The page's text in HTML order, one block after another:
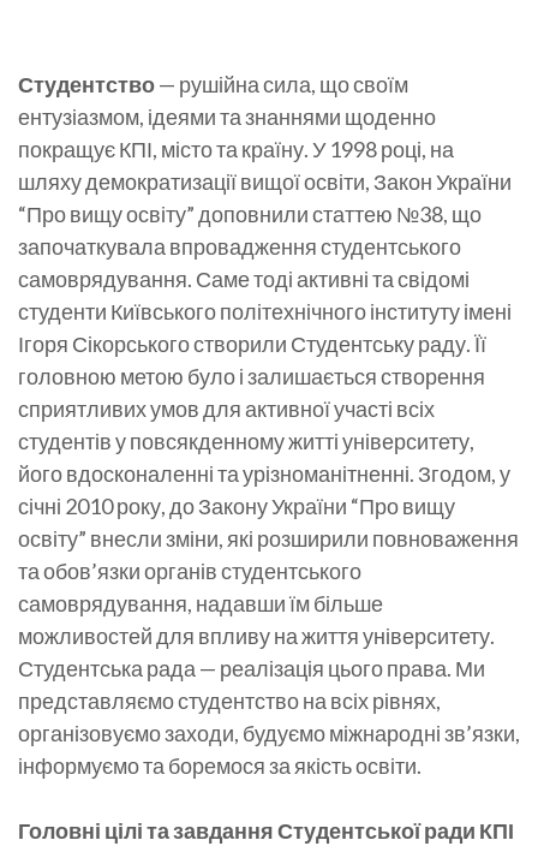
Студентство— рушійна сила, що своїм
ентузіазмом, ідеями та знаннями щоденно
покращує КПІ, місто та країну. У 1998 році, на
шляху демократизації вищої освіти, Закон України
“Про вищу освіту” доповнили статтею №38, що
започаткувала впровадження студентського
самоврядування. Саме тоді активні та свідомі
студенти Київського політехнічного інституту імені
Ігоря Сікорського створили Студентську раду. Її
головною метою було і залишається створення
сприятливих умов для активної участі всіх
студентів у повсякденному житті університету,
його вдосконаленні та урізноманітненні. Згодом, у
січні 2010 року, до Закону України “Про вищу
освіту” внесли зміни, які розширили повноваження
та обов’язки органів студентського
самоврядування, надавши їм більше
можливостей для впливу на життя університету.
Студентська рада — реалізація цього права. Ми
представляємо студентство на всіх рівнях,
організовуємо заходи, будуємо міжнародні зв’язки,
інформуємо та боремося за якість освіти.
Головні цілі та завдання Студентської ради КПІ